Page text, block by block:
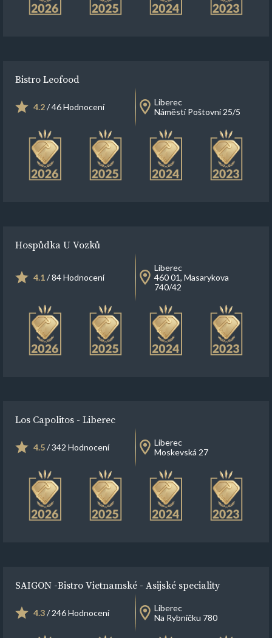
Bistro Leofood
4.2/ 46 Hodnocení
Liberec
Náměstí Poštovní 25/5
Hospůdka U Vozků
4.1/ 84 Hodnocení
Liberec
460 01, Masarykova
740/42
Los Capolitos - Liberec
4.5/ 342 Hodnocení
Liberec
Moskevská 27
SAIGON -Bistro Vietnamské - Asijské speciality
4.3/ 246 Hodnocení
Liberec
Na Rybníčku 780